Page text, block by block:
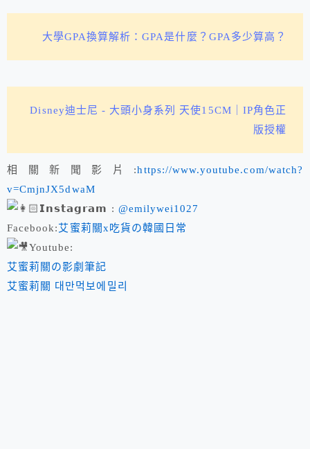
大學GPA換算解析：GPA是什麼？GPA多少算高？
Disney迪士尼 - 大頭小身系列 天使15CM｜IP角色正
版授權
相關新聞影片:https://www.youtube.com/watch?
v=CmjnJX5dwaM
𝗜𝗻𝘀𝘁𝗮𝗴𝗿𝗮𝗺 : @emilywei1027
Facebook:艾蜜莉關x吃貨の韓國日常
Youtube:
艾蜜莉關の影劇筆記
艾蜜莉關 대만먹보에밀리